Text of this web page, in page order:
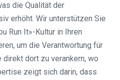
die Qualität der
erhöht. Wir unterstützen Sie
Run It»-Kultur in Ihren
um die Verantwortung für
dort zu verankern, wo
zeigt sich darin, dass